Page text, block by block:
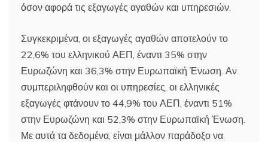
όσον αφορά τις εξαγωγές αγαθών και υπηρεσιών.
Συγκεκριμένα, οι εξαγωγές αγαθών αποτελούν το
22,6% του ελληνικού ΑΕΠ, έναντι 35% στην
Ευρωζώνη και 36,3% στην Ευρωπαϊκή Ένωση. Αν
συμπεριληφθούν και οι υπηρεσίες, οι ελληνικές
εξαγωγές φτάνουν το 44,9% του ΑΕΠ, έναντι 51%
στην Ευρωζώνη και 52,3% στην Ευρωπαϊκή Ένωση.
Με αυτά τα δεδομένα, είναι μάλλον παράδοξο να